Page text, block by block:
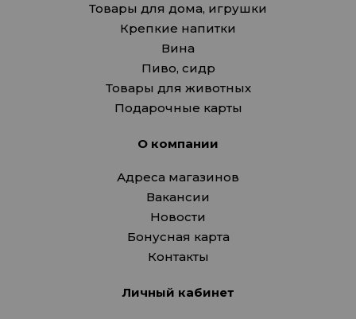
Товары для дома, игрушки
Крепкие напитки
Вина
Пиво, сидр
Товары для животных
Подарочные карты
О компании
Адреса магазинов
Вакансии
Новости
Бонусная карта
Контакты
Личный кабинет